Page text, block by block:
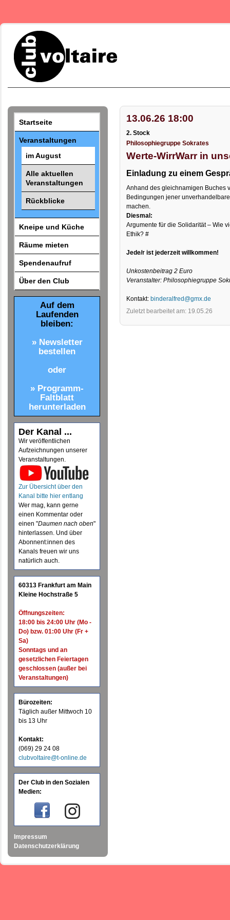
Startseite
Veranstaltungen
im August
Alle aktuellen
Veranstaltungen
Rückblicke
Kneipe und Küche
Räume mieten
Spendenaufruf
Über den Club
Auf dem
Laufenden
bleiben:
» Newsletter
bestellen
oder
» Programm-
Faltblatt
herunterladen
Der Kanal ...
Wir veröffentlichen
Aufzeichnungen unserer
Veranstaltungen.
Zur Übersicht über den
Kanal bitte hier entlang
Wer mag, kann gerne
einen Kommentar oder
einen "Daumen nach oben"
hinterlassen. Und über
Abonnent:innen des
Kanals freuen wir uns
natürlich auch.
60313 Frankfurt am Main
Kleine Hochstraße 5
Öffnungszeiten:
18:00 bis 24:00 Uhr (Mo -
Do) bzw. 01:00 Uhr (Fr +
Sa)
Sonntags und an
gesetzlichen Feiertagen
geschlossen (außer bei
Veranstaltungen)
Bürozeiten:
Täglich außer Mittwoch 10
bis 13 Uhr
Kontakt:
(069) 29 24 08
clubvoltaire@t-online.de
Der Club in den Sozialen
Medien:
Impressum
Datenschutzerklärung
13.06.26 18:00
2. Stock
Philosophiegruppe Sokrates
Werte-WirrWarr in
Einladung zu einem
Anhand des gleichnamigen Buches
Bedingungen jener
machen.
Diesmal:
Argumente für die Solidarität – Wie
Ethik? #
Jede/r ist jederzeit willkommen!
Unkostenbeitrag 2 Euro
Veranstalter: Philosophiegruppe
Kontakt: binderalfred@gmx.de
Zuletzt bearbeitet am: 19.05.26